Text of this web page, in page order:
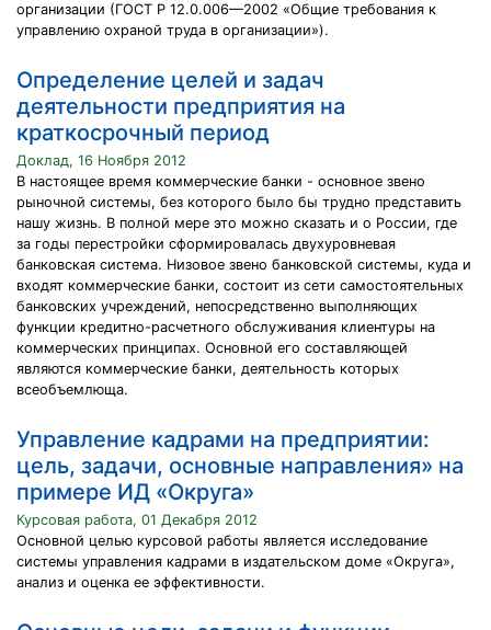
организации (ГОСТ Р 12.0.006—2002 «Общие требования к
управлению охраной труда в организации»).
Определение целей и задач
деятельности предприятия на
краткосрочный период
Доклад, 16 Ноября 2012
В настоящее время коммерческие банки - основное звено
рыночной системы, без которого было бы трудно представить
нашу жизнь. В полной мере это можно сказать и о России, где
за годы перестройки сформировалась двухуровневая
банковская система. Низовое звено банковской системы, куда и
входят коммерческие банки, состоит из сети самостоятельных
банковских учреждений, непосредственно выполняющих
функции кредитно-расчетного обслуживания клиентуры на
коммерческих принципах. Основной его составляющей
являются коммерческие банки, деятельность которых
всеобъемлюща.
Управление кадрами на предприятии:
цель, задачи, основные направления» на
примере ИД «Округа»
Курсовая работа, 01 Декабря 2012
Основной целью курсовой работы является исследование
системы управления кадрами в издательском доме «Округа»,
анализ и оценка ее эффективности.